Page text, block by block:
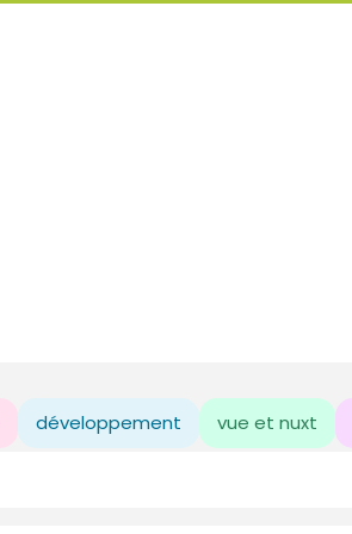
développement vue et nuxt